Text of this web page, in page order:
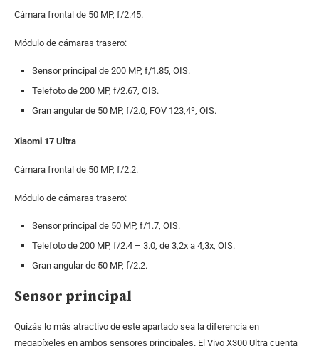
Cámara frontal de 50 MP, f/2.45.
Módulo de cámaras trasero:
Sensor principal de 200 MP, f/1.85, OIS.
Telefoto de 200 MP, f/2.67, OIS.
Gran angular de 50 MP, f/2.0, FOV 123,4º, OIS.
Xiaomi 17 Ultra
Cámara frontal de 50 MP, f/2.2.
Módulo de cámaras trasero:
Sensor principal de 50 MP, f/1.7, OIS.
Telefoto de 200 MP, f/2.4 – 3.0, de 3,2x a 4,3x, OIS.
Gran angular de 50 MP, f/2.2.
Sensor principal
Quizás lo más atractivo de este apartado sea la diferencia en
megapíxeles en ambos sensores principales. El Vivo X300 Ultra cuenta